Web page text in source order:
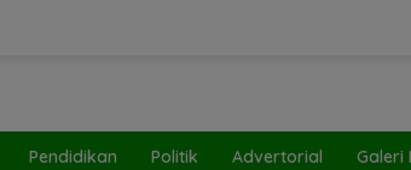
Pendidikan Politik Advertorial Galeri